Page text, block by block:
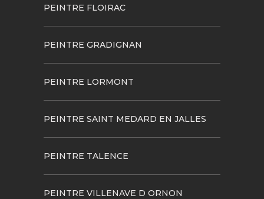
PEINTRE FLOIRAC
PEINTRE GRADIGNAN
PEINTRE LORMONT
PEINTRE SAINT MEDARD EN JALLES
PEINTRE TALENCE
PEINTRE VILLENAVE D ORNON